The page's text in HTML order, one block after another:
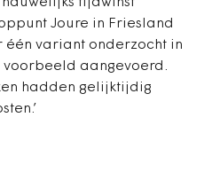
Joure in Friesland
variant onderzocht in
voorbeeld aangevoerd.
hadden gelijktijdig